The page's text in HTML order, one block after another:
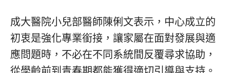
成大醫院小兒部醫師陳俐文表示，中心成立的
初衷是強化專業銜接，讓家屬在面對發展與適
應問題時，不必在不同系統間反覆尋求協助，
從學齡前到青春期都能獲得適切引導與支持。